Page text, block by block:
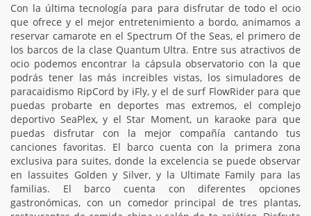
Con la última tecnología para para disfrutar de todo el ocio
que ofrece y el mejor entretenimiento a bordo, animamos a
reservar camarote en el Spectrum Of the Seas, el primero de
los barcos de la clase Quantum Ultra. Entre sus atractivos de
ocio podemos encontrar la cápsula observatorio con la que
podrás tener las más increibles vistas, los simuladores de
paracaidismo RipCord by iFly, y el de surf FlowRider para que
puedas probarte en deportes mas extremos, el complejo
deportivo SeaPlex, y el Star Moment, un karaoke para que
puedas disfrutar con la mejor compañía cantando tus
canciones favoritas. El barco cuenta con la primera zona
exclusiva para suites, donde la excelencia se puede observar
en lassuites Golden y Silver, y la Ultimate Family para las
familias. El barco cuenta con diferentes opciones
gastronómicas, con un comedor principal de tres plantas,